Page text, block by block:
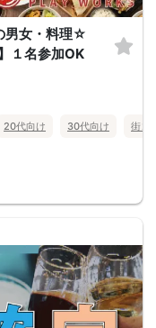
男女・料理☆
１名参加OK
20代向け 30代向け 街コ